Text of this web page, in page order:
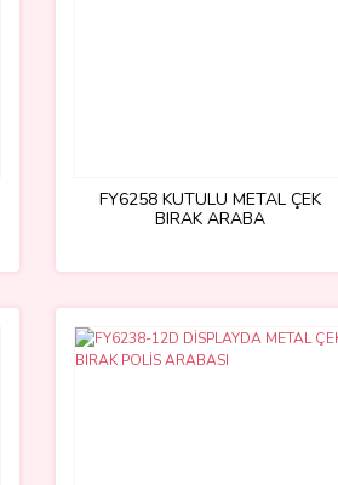
FY6258 KUTULU METAL ÇEK
BIRAK ARABA